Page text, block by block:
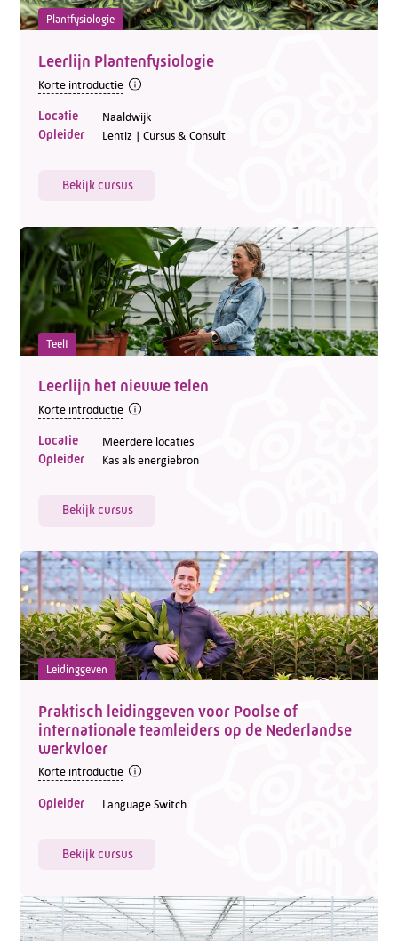
Plantfysiologie
Leerlijn Plantenfysiologie
Korte introductie
Locatie Naaldwijk
Opleider Lentiz | Cursus & Consult
Bekijk cursus
Teelt
Leerlijn het nieuwe telen
Korte introductie
Locatie Meerdere locaties
Opleider Kas als energiebron
Bekijk cursus
Leidinggeven
Praktisch leidinggeven voor Poolse of
internationale teamleiders op de Nederlandse
werkvloer
Korte introductie
Opleider Language Switch
Bekijk cursus